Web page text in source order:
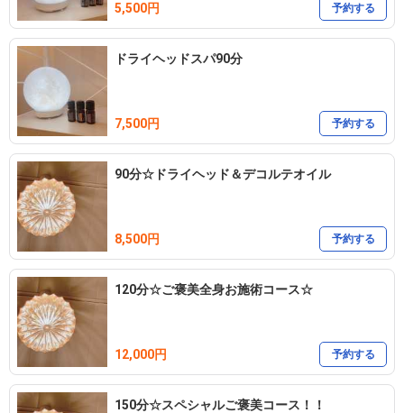
5,500円 予約する
ドライヘッドスパ90分
7,500円 予約する
90分☆ドライヘッド＆デコルテオイル
8,500円 予約する
120分☆ご褒美全身お施術コース☆
12,000円 予約する
150分☆スペシャルご褒美コース！！